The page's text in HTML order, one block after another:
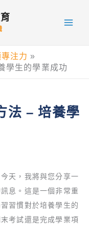
注力
學生的學業成功
法 – 培養學
天，我將與您分享一
息。這是一個非常重
習慣對於培養學生的
考試還是完成學業項